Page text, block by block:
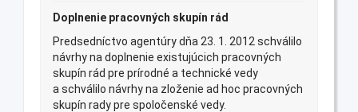
Doplnenie pracovných skupín rád
Predsedníctvo agentúry dňa 23. 1. 2012 schválilo
návrhy na doplnenie existujúcich pracovných
skupín rád pre prírodné a technické vedy
a schválilo návrhy na zloženie ad hoc pracovných
skupín rady pre spoločenské vedy.